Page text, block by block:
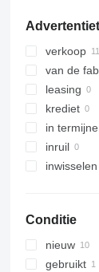
verkoop
van de
leasing
krediet
in
inruil
inwisselen
Conditie
nieuw
gebruikt